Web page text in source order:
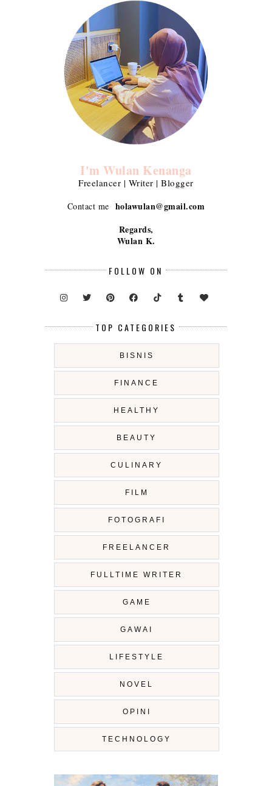
I'm Wulan Kenanga
Freelancer | Writer | Blogger
Contact me holawulan@gmail.com
Regards,
Wulan K.
FOLLOW ON
TOP CATEGORIES
BISNIS
FINANCE
HEALTHY
BEAUTY
CULINARY
FILM
FOTOGRAFI
FREELANCER
FULLTIME WRITER
GAME
GAWAI
LIFESTYLE
NOVEL
OPINI
TECHNOLOGY